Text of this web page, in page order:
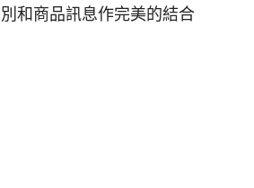
別和商品訊息作完美的結合